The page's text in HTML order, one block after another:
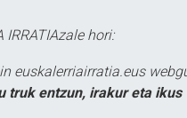
IRRATIAzale hori:
euskalerriairratia.eus
truk entzun, irakur eta ikus